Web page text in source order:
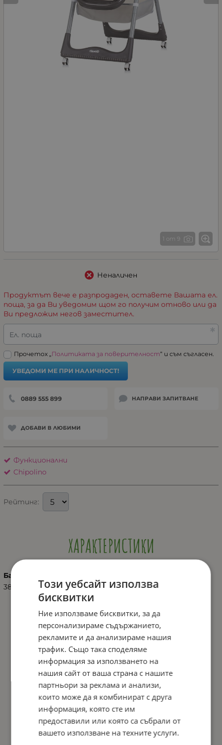
1 от 9
Неналичен
Продуктът вече е разпродаден, оставете Вашата ел.
поща, за да Ви уведомим щом го получим отново или да
Ви предложим негов заместител.
Ел. поща
Прочетох „ Политиката за поверителност“ и съм съгласен.
УВЕДОМИ МЕ ПРИ НАЛИЧНОСТ!
0889 555 899 НАПРАВИ ЗАПИТВАНЕ
ДОБАВИ В ЛЮБИМИ
Функционални
Chipolino
Рейтинг:
ХАРАКТЕРИСТИКИ
Баркод (ISBN, UPC, др.)
3800931061043Този уебсайт използва
бисквитки
Ние използваме бисквитки, за да
персонализираме съдържанието,
рекламите и да анализираме нашия
трафик. Също така споделяме
информация за използването на
нашия сайт от ваша страна с нашите
партньори за реклама и анализи,
които може да я комбинират с друга
информация, която сте им
предоставили или която са събрали от
вашето използване на техните услуги.